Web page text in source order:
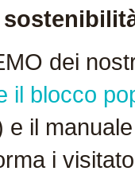
dei
il blocco
e il manuale
i